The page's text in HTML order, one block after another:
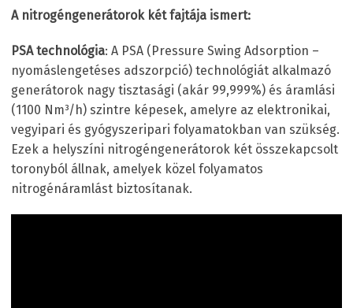
A nitrogéngenerátorok két fajtája ismert:
PSA technológia: A PSA (Pressure Swing Adsorption –
nyomáslengetéses adszorpció) technológiát alkalmazó
generátorok nagy tisztasági (akár 99,999%) és áramlási
(1100 Nm³/h) szintre képesek, amelyre az elektronikai,
vegyipari és gyógyszeripari folyamatokban van szükség.
Ezek a helyszíni nitrogéngenerátorok két összekapcsolt
toronyból állnak, amelyek közel folyamatos
nitrogénáramlást biztosítanak.